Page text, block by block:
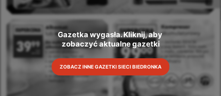
Gazetka wygasła. Kliknij, aby
zobaczyć aktualne gazetki
ZOBACZ INNE GAZETKI SIECI BIEDRONKA